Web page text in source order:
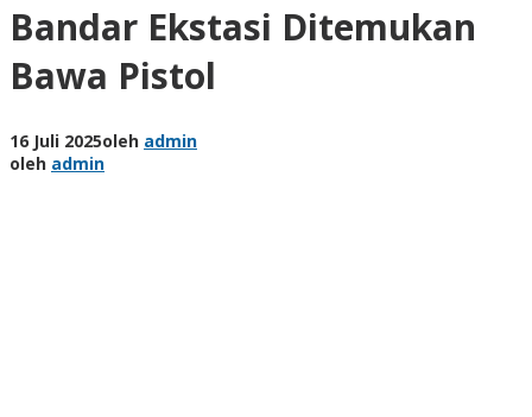
Bandar Ekstasi Ditemukan
Bawa Pistol
16 Juli 2025oleh admin
oleh admin